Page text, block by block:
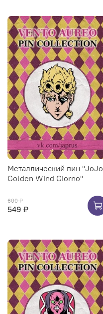
Металлический пин "JoJo
Golden Wind Giorno"
600 ₽
549 ₽